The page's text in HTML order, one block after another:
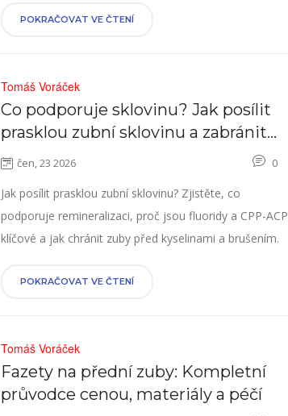
POKRAČOVAT VE ČTENÍ
Tomáš Voráček
Co podporuje sklovinu? Jak posílit
prasklou zubní sklovinu a zabránit
dalším poškozením
čen, 23 2026 0
Jak posílit prasklou zubní sklovinu? Zjistěte, co
podporuje remineralizaci, proč jsou fluoridy a CPP-ACP
klíčové a jak chránit zuby před kyselinami a brušením.
POKRAČOVAT VE ČTENÍ
Tomáš Voráček
Fazety na přední zuby: Kompletní
průvodce cenou, materiály a péčí